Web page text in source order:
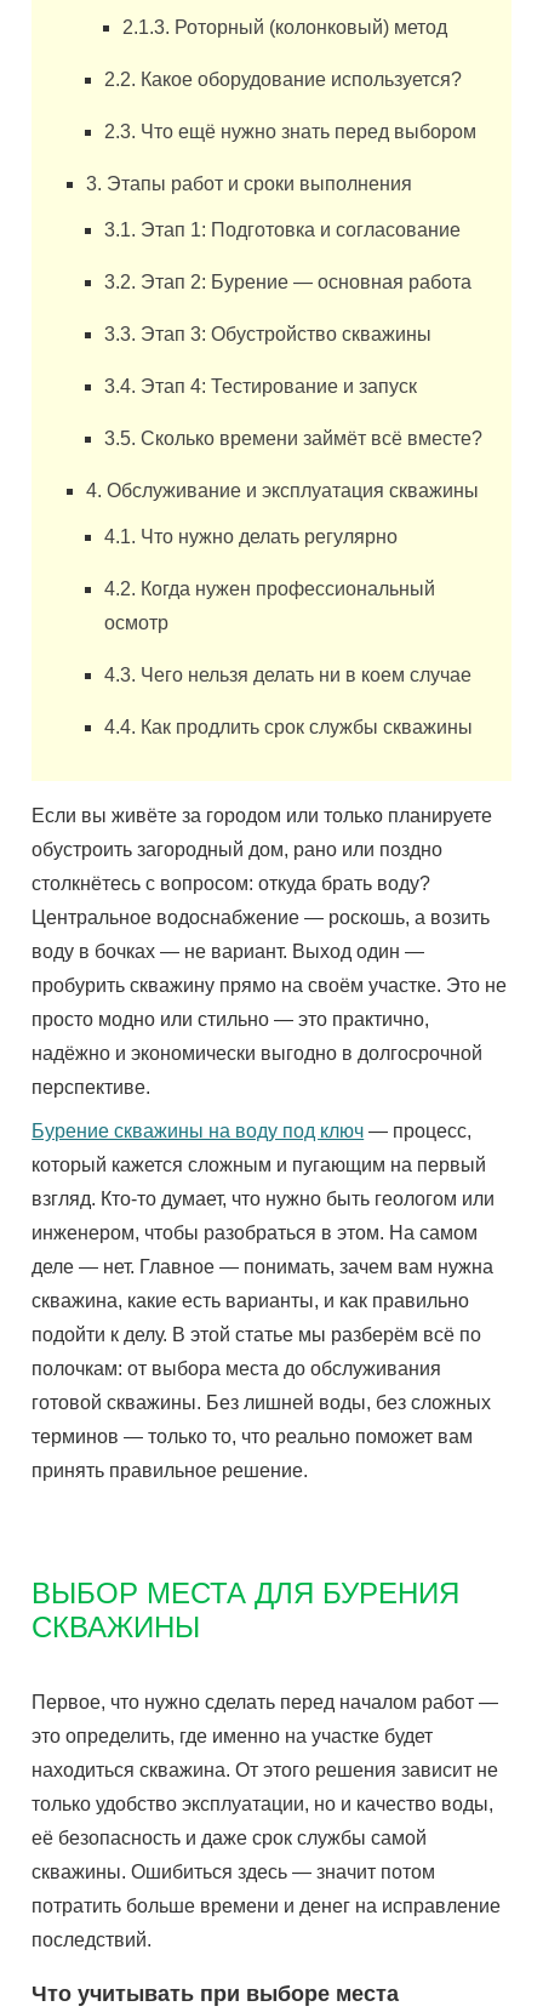
2.1.3. Роторный (колонковый) метод
2.2. Какое оборудование используется?
2.3. Что ещё нужно знать перед выбором
3. Этапы работ и сроки выполнения
3.1. Этап 1: Подготовка и согласование
3.2. Этап 2: Бурение — основная работа
3.3. Этап 3: Обустройство скважины
3.4. Этап 4: Тестирование и запуск
3.5. Сколько времени займёт всё вместе?
4. Обслуживание и эксплуатация скважины
4.1. Что нужно делать регулярно
4.2. Когда нужен профессиональный
осмотр
4.3. Чего нельзя делать ни в коем случае
4.4. Как продлить срок службы скважины
Если вы живёте за городом или только планируете
обустроить загородный дом, рано или поздно
столкнётесь с вопросом: откуда брать воду?
Центральное водоснабжение — роскошь, а возить
воду в бочках — не вариант. Выход один —
пробурить скважину прямо на своём участке. Это не
просто модно или стильно — это практично,
надёжно и экономически выгодно в долгосрочной
перспективе.
Бурение скважины на воду под ключ — процесс,
который кажется сложным и пугающим на первый
взгляд. Кто-то думает, что нужно быть геологом или
инженером, чтобы разобраться в этом. На самом
деле — нет. Главное — понимать, зачем вам нужна
скважина, какие есть варианты, и как правильно
подойти к делу. В этой статье мы разберём всё по
полочкам: от выбора места до обслуживания
готовой скважины. Без лишней воды, без сложных
терминов — только то, что реально поможет вам
принять правильное решение.
ВЫБОР МЕСТА ДЛЯ БУРЕНИЯ
СКВАЖИНЫ
Первое, что нужно сделать перед началом работ —
это определить, где именно на участке будет
находиться скважина. От этого решения зависит не
только удобство эксплуатации, но и качество воды,
её безопасность и даже срок службы самой
скважины. Ошибиться здесь — значит потом
потратить больше времени и денег на исправление
последствий.
Что учитывать при выборе места